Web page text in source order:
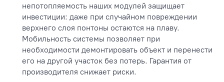
непотопляемость наших модулей защищает
инвестиции: даже при случайном повреждении
верхнего слоя понтоны остаются на плаву.
Мобильность системы позволяет при
необходимости демонтировать объект и перенести
его на другой участок без потерь. Гарантия от
производителя снижает риски.